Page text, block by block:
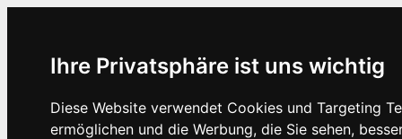
Ihre Privatsphäre ist uns wichtig
Diese Website verwendet Cookies und Targeting
ermöglichen und die Werbung, die Sie sehen,